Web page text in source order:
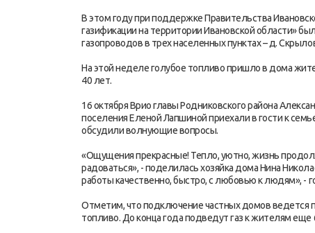
В этом году при поддержке Правительства
газификации на территории Ивановской области»
газопроводов в трех населенных пунктах – д.
На этой неделе голубое топливо пришло в дома
40 лет.
16 октября Врио главы Родниковского района
поселения Еленой Лапшиной приехали в гости к
обсудили волнующие вопросы.
«Ощущения прекрасные! Тепло, уютно, жизнь
радоваться», - поделилась хозяйка дома Нина
работы качественно, быстро, с любовью к людям», -
Отметим, что подключение частных домов ведется
топливо. До конца года подведут газ к жителям